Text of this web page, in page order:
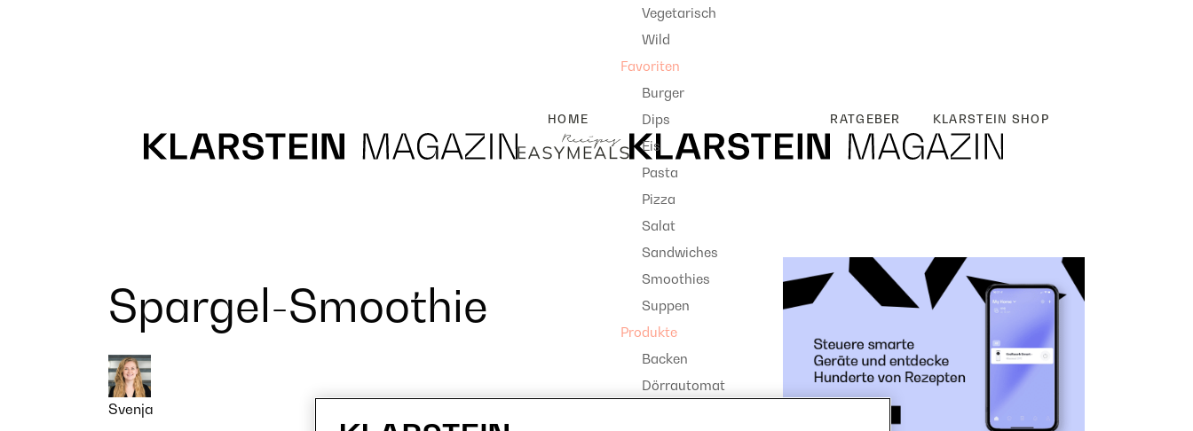
HOME
Vegetarisch
Wild
Favoriten
Burger
Dips
Eis
Pasta
Pizza
Salat
Sandwiches
Smoothies
Suppen
Produkte
Backen
Dörrautomat
RATGEBER KLARSTEIN SHOP
Spargel-Smoothie
Svenja